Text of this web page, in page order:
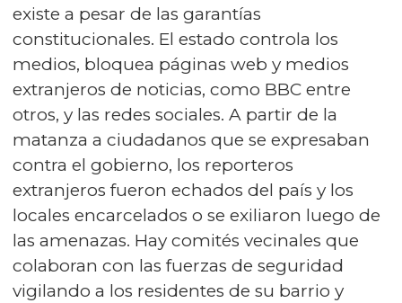
existe a pesar de las garantías
constitucionales. El estado controla los
medios, bloquea páginas web y medios
extranjeros de noticias, como BBC entre
otros, y las redes sociales. A partir de la
matanza a ciudadanos que se expresaban
contra el gobierno, los reporteros
extranjeros fueron echados del país y los
locales encarcelados o se exiliaron luego de
las amenazas. Hay comités vecinales que
colaboran con las fuerzas de seguridad
vigilando a los residentes de su barrio y